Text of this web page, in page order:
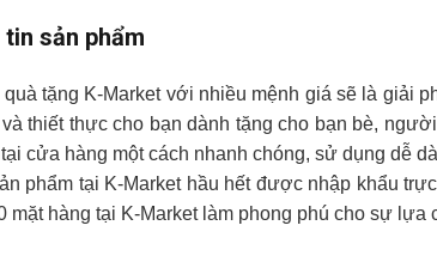
sản phẩm
quà tặng K-Market với nhiều mệnh giá sẽ là giải
thiết thực cho bạn dành tặng cho bạn bè,
cửa hàng một cách nhanh chóng, sử dụng dễ
phẩm tại K-Market hầu hết được nhập khẩu
mặt hàng tại K-Market làm phong phú cho sự lựa